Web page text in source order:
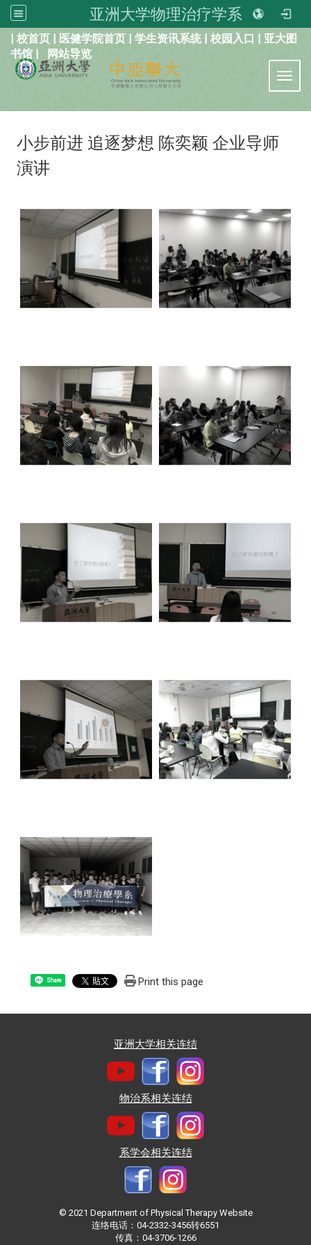
亚洲大学物理治疗学系
| 校首页 | 医健学院首页 | 学生资讯系统| 校园入口 | 亚大图
书馆 |
网站导览
小步前进 追逐梦想 陈奕颖 企业导师
演讲
Share Print this page
亚洲大学相关连结
物治系相关连结
系学会相关连结
© 2021 Department of Physical Therapy Website
连络电话：04-2332-3456转6551
传真：04-3706-1266